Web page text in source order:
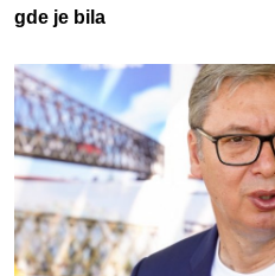
gde je bila